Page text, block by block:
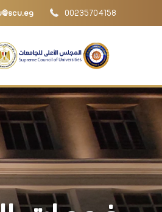
00235704158